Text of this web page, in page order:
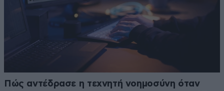
Πώς αντέδρασε η τεχνητή νοημοσύνη όταν